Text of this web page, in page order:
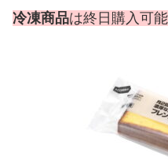
冷凍商品は終日購入可能